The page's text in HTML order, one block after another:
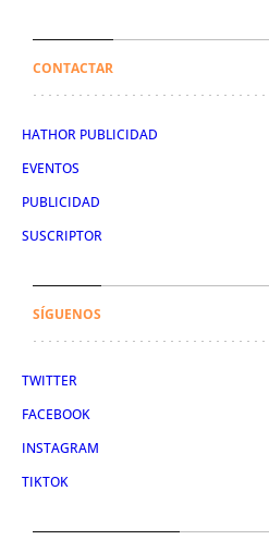
CONTACTAR
HATHOR PUBLICIDAD
EVENTOS
PUBLICIDAD
SUSCRIPTOR
SÍGUENOS
TWITTER
FACEBOOK
INSTAGRAM
TIKTOK